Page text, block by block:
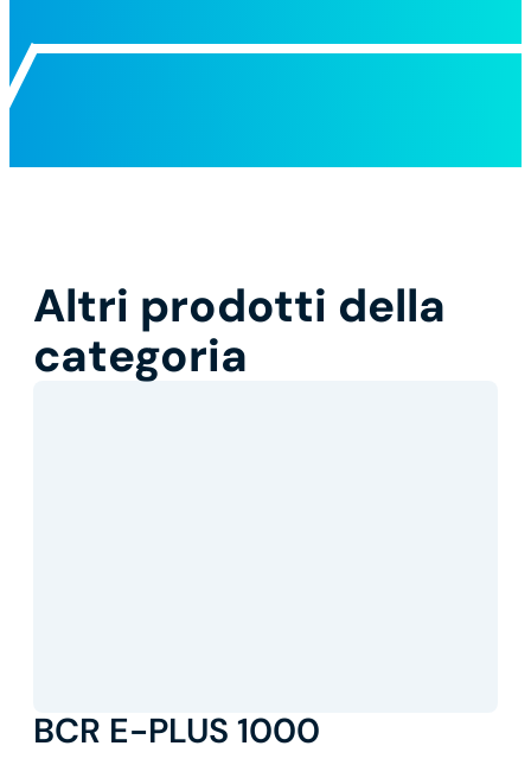
Altri prodotti della
categoria
BCR E-PLUS 1000